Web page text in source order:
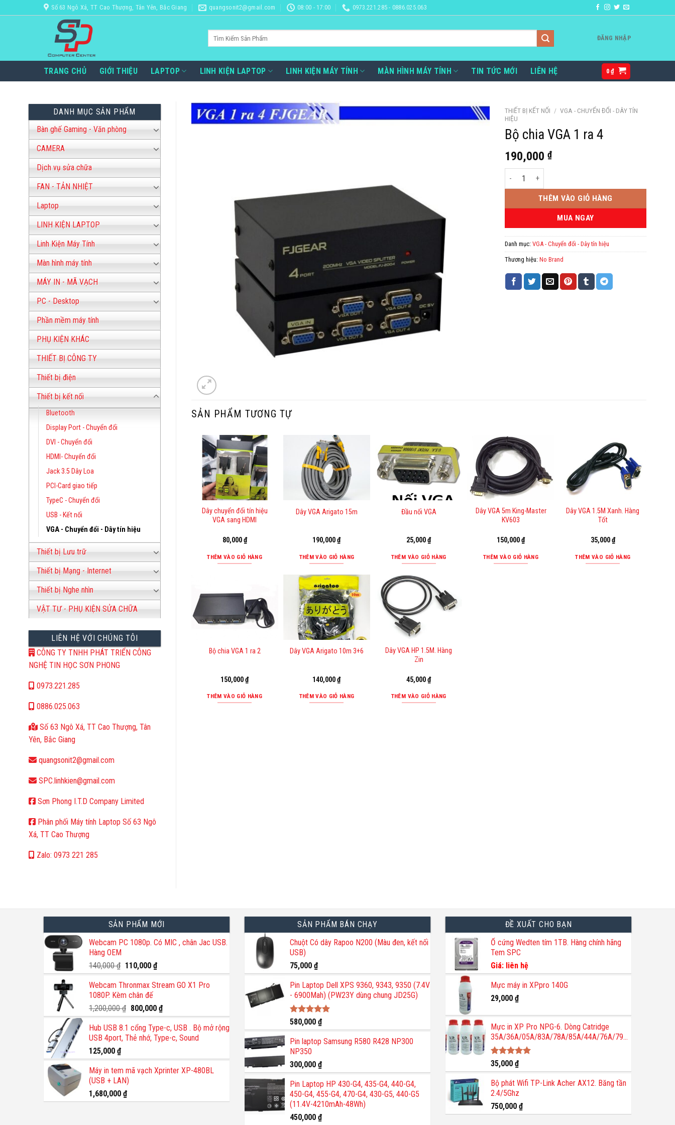
qua
Số 63 Ngô Xá, TT Cao Thượng, Tân Yên, Bắc Giang quangsonit2@gmail.com 08:00 - 17:00 0973.221.285 - 0886.025.063
ĐĂNG NHẬP
TRANG CHỦ GIỚI THIỆU LAPTOP LINH KIỆN LAPTOP LINH KIỆN MÁY TÍNH MÀN HÌNH MÁY TÍNH TIN TỨC MỚI LIÊN HỆ 0₫
DANH MỤC SẢN PHẨM
Bàn ghế Gaming - Văn phòng
CAMERA
Dịch vụ sửa chữa
FAN - TẢN NHIỆT
Laptop
LINH KIỆN LAPTOP
Linh Kiện Máy Tính
Màn hình máy tính
MÁY IN - MÃ VẠCH
PC - Desktop
Phần mềm máy tính
PHỤ KIỆN KHÁC
THIẾT BỊ CÔNG TY
Thiết bị điện
Thiết bị kết nối
Bluetooth
Display Port - Chuyển đổi
DVI - Chuyển đổi
HDMI- Chuyển đổi
Jack 3.5 Dây Loa
PCI-Card giao tiếp
TypeC - Chuyển đổi
USB - Kết nối
VGA - Chuyển đổi - Dây tín hiệu
Thiết bị Lưu trữ
Thiết bị Mạng - Internet
Thiết bị Nghe nhìn
VẬT TƯ - PHỤ KIỆN SỬA CHỮA
LIÊN HỆ VỚI CHÚNG TÔI
CÔNG TY TNHH PHÁT TRIỂN CÔNG
NGHỆ TIN HỌC SƠN PHONG
0973.221.285
0886.025.063
Số 63 Ngô Xá, TT Cao Thượng, Tân
Yên, Bắc Giang
quangsonit2@gmail.com
SPC.linhkien@gmail.com
Sơn Phong I.T.D Company Limited
Phân phối Máy tính Laptop Số 63 Ngô
Xá, TT Cao Thượng
Zalo: 0973 221 285
THIẾT BỊ KẾT NỐI / VGA - CHUYỂN ĐỔI - DÂY TÍN
HIỆU
Bộ chia VGA 1 ra 4
190,000 ₫
Bộ chia VGA 1 ra 4 số lượng
THÊM VÀO GIỎ HÀNG
MUA NGAY
Danh mục: VGA - Chuyển đổi - Dây tín hiệu
Thương hiệu: No Brand
SẢN PHẨM TƯƠNG TỰ
Dây chuyển đổi tín hiệu
VGA sang HDMI
80,000₫
THÊM VÀO GIỎ HÀNG
Dây VGA Arigato 15m
190,000₫
THÊM VÀO GIỎ HÀNG
Đầu nối VGA
25,000₫
THÊM VÀO GIỎ HÀNG
Dây VGA 5m King-Master
KV603
150,000₫
THÊM VÀO GIỎ HÀNG
Dây VGA 1.5M Xanh. Hàng
Tốt
35,000₫
THÊM VÀO GIỎ HÀNG
Bộ chia VGA 1 ra 2
150,000₫
THÊM VÀO GIỎ HÀNG
Dây VGA Arigato 10m 3+6
140,000₫
THÊM VÀO GIỎ HÀNG
Dây VGA HP 1.5M. Hàng
Zin
45,000₫
THÊM VÀO GIỎ HÀNG
SẢN PHẨM MỚI
Webcam PC 1080p. Có MIC , chân Jac USB.
Hàng OEM
140,000₫ Giá
gốc
là:
140,000 ₫.
110,000 ₫Giá
hiện
tại
110,000 ₫.
Webcam Thronmax Stream GO X1 Pro
1080P. Kèm chân đế
1,200,000₫ Giá
gốc
là:
1,200,000 ₫.
800,000 ₫Giá
hiện
tại
là:
Hub USB 8.1 cổng Type-c, USB . Bộ mở rộng
USB 4port, Thẻ nhớ, Type-c, Sound
125,000 ₫
Máy in tem mã vạch Xprinter XP-480BL
(USB + LAN)
1,680,000 ₫
SẢN PHẨM BÁN CHẠY
Chuột Có dây Rapoo N200 (Màu đen, kết nối
USB)
75,000 ₫
Pin Laptop Dell XPS 9360, 9343, 9350 (7.4V
- 6900Mah) (PW23Y dùng chung JD25G)
Được xếp
hạng5.00
5 sao
580,000 ₫
Pin laptop Samsung R580 R428 NP300
NP350
300,000 ₫
Pin Laptop HP 430-G4, 435-G4, 440-G4,
450-G4, 455-G4, 470-G4, 430-G5, 440-G5
(11.4V-4210mAh-48Wh)
450,000 ₫
ĐỀ XUẤT CHO BẠN
Ổ cứng Wedten tím 1TB. Hàng chính hãng
Tem SPC
Giá: liên hệ
Mực máy in XPpro 140G
29,000 ₫
Mực in XP Pro NPG-6. Dòng Catridge
35A/36A/05A/83A/78A/85A/44A/76A/79A/237A/281A
Được xếp
hạng5.00
5 sao
35,000 ₫
Bộ phát Wifi TP-Link Acher AX12. Băng tần
2.4/5Ghz
750,000 ₫